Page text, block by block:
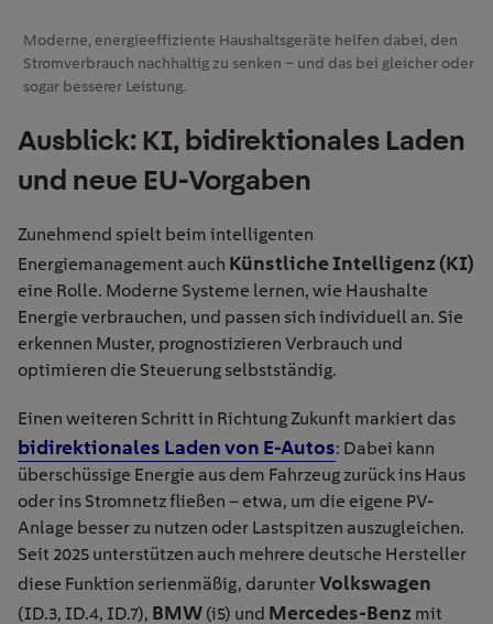
Moderne, energieeffiziente Haushaltsgeräte helfen dabei, den
Stromverbrauch nachhaltig zu senken – und das bei gleicher oder
sogar besserer Leistung.
Ausblick: KI, bidirektionales Laden
und neue EU-Vorgaben
Zunehmend spielt beim intelligenten
Energiemanagement auch Künstliche Intelligenz (KI)
eine Rolle. Moderne Systeme lernen, wie Haushalte
Energie verbrauchen, und passen sich individuell an. Sie
erkennen Muster, prognostizieren Verbrauch und
optimieren die Steuerung selbstständig.
Einen weiteren Schritt in Richtung Zukunft markiert das
bidirektionales Laden von E-Autos: Dabei kann
überschüssige Energie aus dem Fahrzeug zurück ins Haus
oder ins Stromnetz fließen – etwa, um die eigene PV-
Anlage besser zu nutzen oder Lastspitzen auszugleichen.
Seit 2025 unterstützen auch mehrere deutsche Hersteller
diese Funktion serienmäßig, darunterVolkswagen
(ID.3, ID.4, ID.7), BMW (i5) und Mercedes-Benz mit